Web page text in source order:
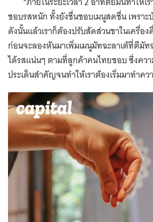
ชอบรสหนัก ทั้งยังชื่นชอบเมนูสดชื่น เพราะบ้
ดังนั้นแล้วเราก็ต้องปรับสัดส่วนชาในเครื่อ
ก่อนจะลองหันมาเพิ่มเมนูมัทฉะลาเต้ที่ตีมั
ได้รสแน่นๆ ตามที่ลูกค้าคนไทยชอบ ซึ่งคว
ประเด็นสำคัญจนทำให้เราต้องเริ่มมาทำคว